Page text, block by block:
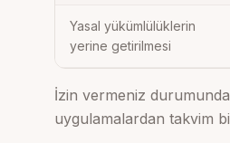
Yasal yükümlülüklerin
yerine getirilmesi
İzin vermeniz
uygulamalardan takvim